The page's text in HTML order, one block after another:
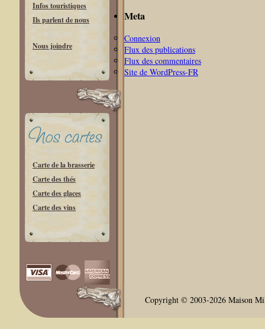
Infos touristiques
Ils parlent de nous
Nous joindre
Carte de la brasserie
Carte des thés
Carte des glaces
Carte des vins
Meta
Connexion
Flux des publications
Flux des commentaires
Site de WordPress-FR
Copyright © 2003-2026 Maison